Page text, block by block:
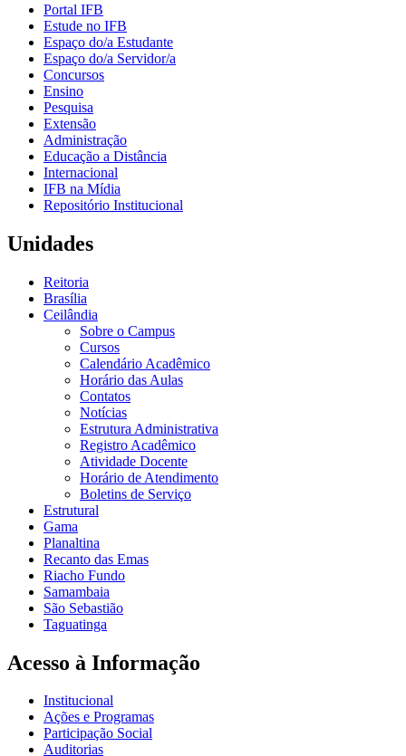
Portal IFB
Estude no IFB
Espaço do/a Estudante
Espaço do/a Servidor/a
Concursos
Ensino
Pesquisa
Extensão
Administração
Educação a Distância
Internacional
IFB na Mídia
Repositório Institucional
Unidades
Reitoria
Brasília
Ceilândia
Sobre o Campus
Cursos
Calendário Acadêmico
Horário das Aulas
Contatos
Notícias
Estrutura Administrativa
Registro Acadêmico
Atividade Docente
Horário de Atendimento
Boletins de Serviço
Estrutural
Gama
Planaltina
Recanto das Emas
Riacho Fundo
Samambaia
São Sebastião
Taguatinga
Acesso à Informação
Institucional
Ações e Programas
Participação Social
Auditorias